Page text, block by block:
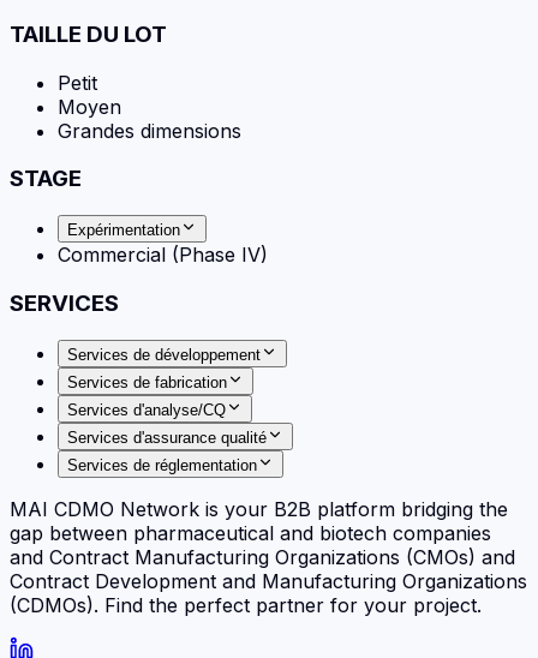
TAILLE DU LOT
Petit
Moyen
Grandes dimensions
STAGE
Expérimentation
Commercial (Phase IV)
SERVICES
Services de développement
Services de fabrication
Services d'analyse/CQ
Services d'assurance qualité
Services de réglementation
MAI CDMO Network is your B2B platform bridging the
gap between pharmaceutical and biotech companies
and Contract Manufacturing Organizations (CMOs) and
Contract Development and Manufacturing Organizations
(CDMOs). Find the perfect partner for your project.